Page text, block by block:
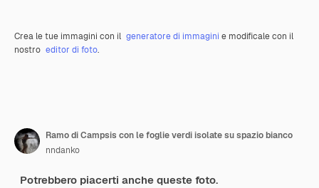
Crea le tue immagini con il generatore di immagini e modificale con il
nostro editor di foto.
Ramo di Campsis con le foglie verdi isolate su spazio bianco
nndanko
Potrebbero piacerti anche queste foto.